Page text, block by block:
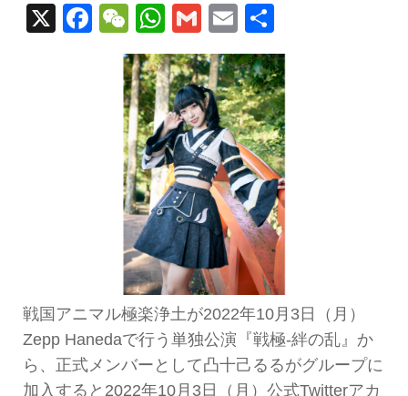
X Facebook
WeChat
WhatsApp
GmailEmail
有
戦国アニマル極楽浄土が2022年10月3日（月）
Zepp Hanedaで行う単独公演『戦極-絆の乱』か
ら、正式メンバーとして凸十己るるがグループに
加入すると2022年10月3日（月）公式Twitterアカ